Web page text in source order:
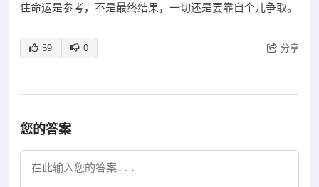
住命运是参考，不是最终结果，一切还是要靠自个儿争取。
59 0 分享
您的答案